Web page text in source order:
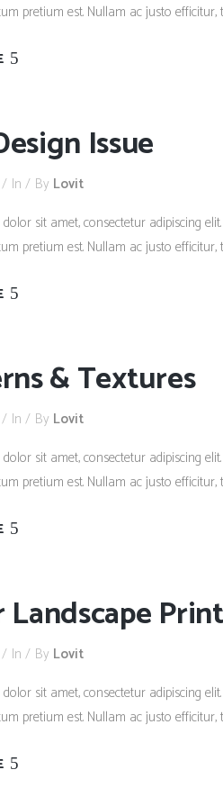
pretium est. Nullam ac justo
Issue
In By Lovit
sit amet, consectetur adipiscing
pretium est. Nullam ac justo
& Textures
In By Lovit
sit amet, consectetur adipiscing
pretium est. Nullam ac justo
Landscape
In By Lovit
sit amet, consectetur adipiscing
pretium est. Nullam ac justo